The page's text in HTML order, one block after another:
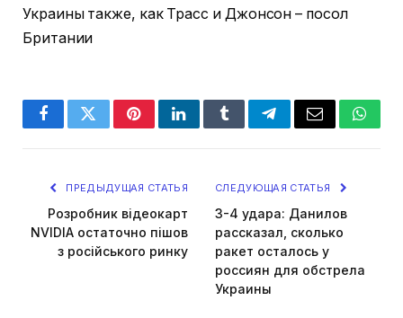
Украины также, как Трасс и Джонсон – посол
Британии
FacebookTwitterPinterestLinkedInTumblrTelegramEmail
ПРЕДЫДУЩАЯ СТАТЬЯ
Розробник відеокарт
NVIDIA остаточно пішов
з російського ринку
СЛЕДУЮЩАЯ СТАТЬЯ
3-4 удара: Данилов
рассказал, сколько
ракет осталось у
россиян для обстрела
Украины